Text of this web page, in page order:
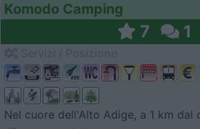
Komodo Camping
7 1
Nel cuore dell'Alto Adige, a 1 km dal